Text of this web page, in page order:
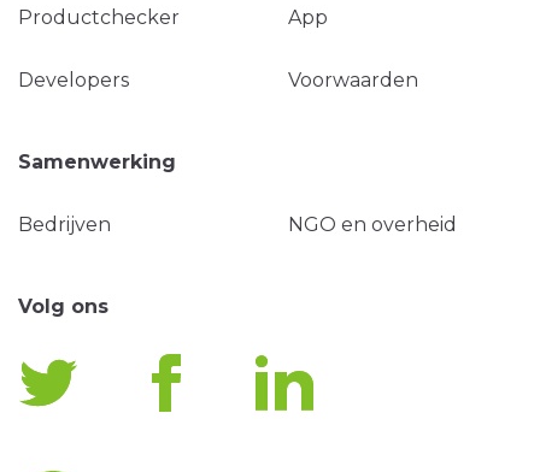
Productchecker App
Developers Voorwaarden
Samenwerking
Bedrijven NGO en overheid
Volg ons